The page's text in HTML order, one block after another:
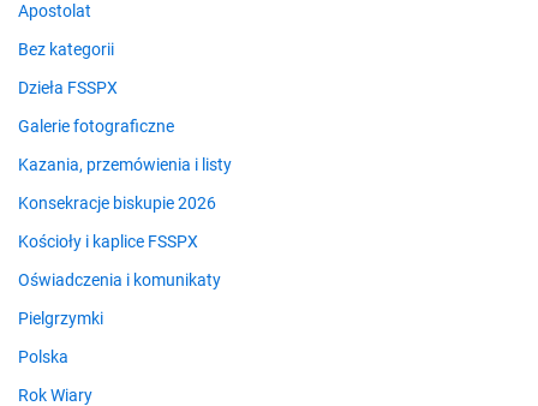
Apostolat
Bez kategorii
Dzieła FSSPX
Galerie fotograficzne
Kazania, przemówienia i listy
Konsekracje biskupie 2026
Kościoły i kaplice FSSPX
Oświadczenia i komunikaty
Pielgrzymki
Polska
Rok Wiary